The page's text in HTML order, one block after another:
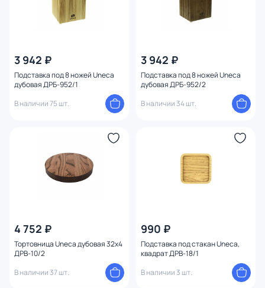
3 942 ₽
Подставка под 8 ножей Uneca
дубовая ДРБ-952/1
В наличии 75 шт.
3 942 ₽
Подставка под 8 ножей Uneca
дубовая ДРБ-952/2
В наличии 34 шт.
4 752 ₽
Тортовница Uneca дубовая 32х4
ДРВ-10/2
В наличии 37 шт.
990 ₽
Подставка под стакан Uneca,
квадрат ДРВ-18/1
В наличии 3 шт.